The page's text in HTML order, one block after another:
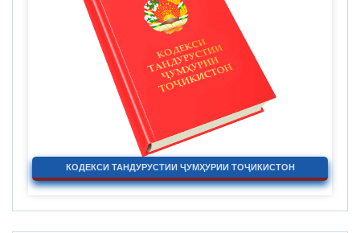
КОДЕКСИ ТАНДУРУСТИИ ҶУМҲУРИИ ТОҶИКИСТОН